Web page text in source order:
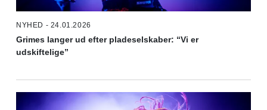
NYHED - 24.01.2026
Grimes langer ud efter pladeselskaber: “Vi er
udskiftelige”